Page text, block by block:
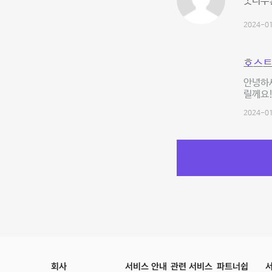
2024-
호스
안녕하
릴께
2024-
회사 서비스 안내 관련 서비스 파트너쉽